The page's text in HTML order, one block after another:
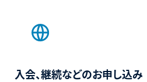
Web
ト
入会、継続などのお申し込み